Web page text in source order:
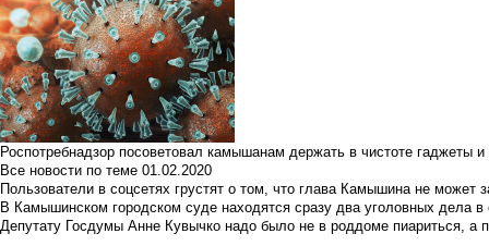
Роспотребнадзор посоветовал камышанам держать в чистоте гаджеты
Все новости по теме 01.02.2020
Пользователи в соцсетях грустят о том, что глава Камышина не может
В Камышинском городском суде находятся сразу два уголовных дела
Депутату Госдумы Анне Кувычко надо было не в роддоме пиариться, а